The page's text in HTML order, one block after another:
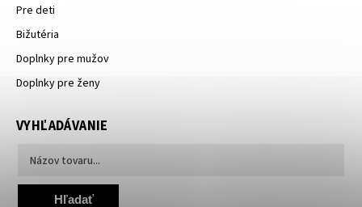
Pre deti
Bižutéria
Doplnky pre mužov
Doplnky pre ženy
VYHĽADÁVANIE
Hľadať